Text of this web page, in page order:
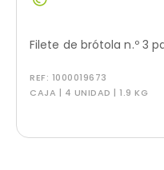
Filete de brótola n.º 3
REF: 1000019673
CAJA | 4 UNIDAD | 1.9 KG